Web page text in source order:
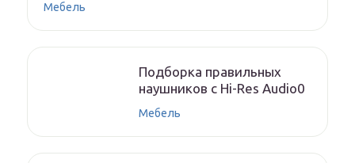
Мебель
Подборка правильных
наушников с Hi-Res Audio0
Мебель